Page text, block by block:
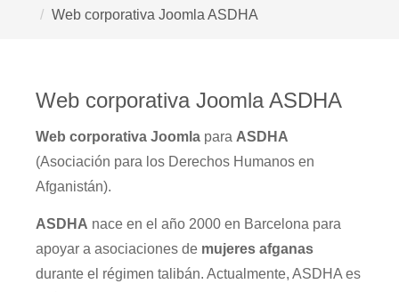
Web corporativa Joomla ASDHA
Web corporativa Joomla ASDHA
Web corporativa Joomla para ASDHA
(Asociación para los Derechos Humanos en
Afganistán).
ASDHA nace en el año 2000 en Barcelona para
apoyar a asociaciones de mujeres afganas
durante el régimen talibán. Actualmente, ASDHA es